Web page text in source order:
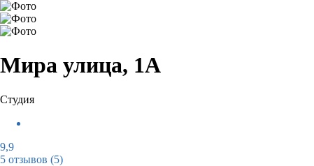
Мира улица, 1А
Студия
9,9
5 отзывов (5)